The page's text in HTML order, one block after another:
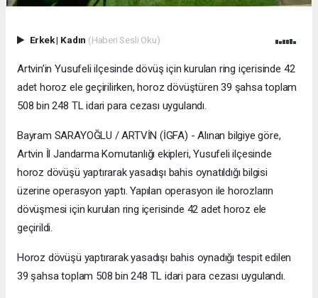
Erkek| Kadın (Haberi Sesli Oku)
Artvin’in Yusufeli ilçesinde dövüş için kurulan ring içerisinde 42
adet horoz ele geçirilirken, horoz dövüştüren 39 şahsa toplam
508 bin 248 TL idari para cezası uygulandı.
Bayram SARAYOĞLU / ARTVİN (İGFA) - Alınan bilgiye göre,
Artvin İl Jandarma Komutanlığı ekipleri, Yusufeli ilçesinde
horoz dövüşü yaptırarak yasadışı bahis oynatıldığı bilgisi
üzerine operasyon yaptı. Yapılan operasyon ile horozların
dövüşmesi için kurulan ring içerisinde 42 adet horoz ele
geçirildi.
Horoz dövüşü yaptırarak yasadışı bahis oynadığı tespit edilen
39 şahsa toplam 508 bin 248 TL idari para cezası uygulandı.